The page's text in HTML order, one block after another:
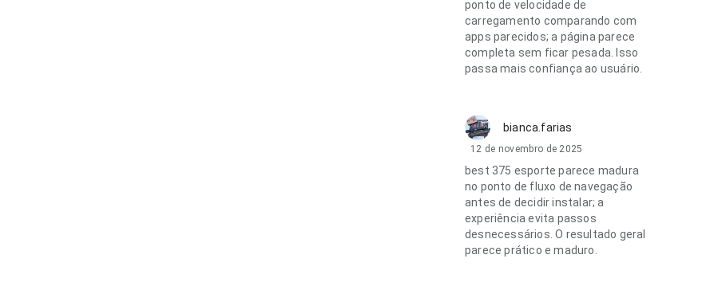
ponto de velocidade de
carregamento comparando com
apps parecidos; a página parece
completa sem ficar pesada. Isso
passa mais confiança ao usuário.
bianca.farias
12 de novembro de 2025
best 375 esporte parece madura
no ponto de fluxo de navegação
antes de decidir instalar; a
experiência evita passos
desnecessários. O resultado geral
parece prático e maduro.